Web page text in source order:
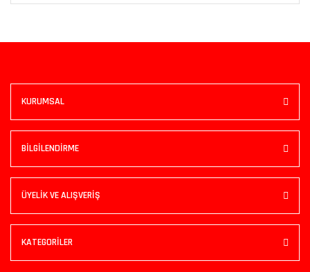
KURUMSAL
BİLGİLENDİRME
ÜYELİK VE ALIŞVERİŞ
KATEGORİLER